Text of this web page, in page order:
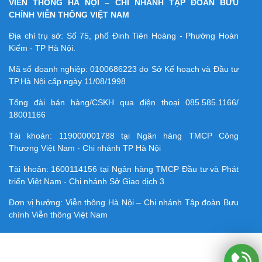
VIỄN THÔNG HÀ NỘI – CHI NHÁNH TẬP ĐOÀN BƯU
CHÍNH VIỄN THÔNG VIỆT NAM
Địa chỉ trụ sở: Số 75, phố Đinh Tiên Hoàng - Phường Hoàn
Kiếm - TP Hà Nội.
Mã số doanh nghiệp:0100686223 do Sở Kế hoạch và Đầu tư
TP.Hà Nội cấp ngày 11/08/1998
Tổng đài bán hàng/CSKH qua điện thoại 085.585.1166/
18001166
Tài khoản: 119000001788 tại Ngân hàng TMCP Công
Thương Việt Nam - Chi nhánh TP Hà Nội
Tài khoản: 1600114156 tại Ngân hàng TMCP Ðầu tư và Phát
triển Việt Nam - Chi nhánh Sở Giao dịch 3
Đơn vị hưởng: Viễn thông Hà Nội – Chi nhánh Tập đoàn Bưu
chính Viễn thông Việt Nam